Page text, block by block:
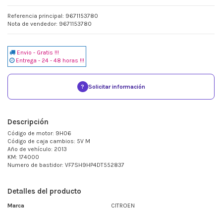
Referencia principal: 9671153780
Nota de vendedor: 9671153780
Envio - Gratis !!!
Entrega - 24 - 48 horas !!!
? Solicitar información
Descripción
Código de motor: 9H06
Código de caja cambios: 5V M
Año de vehículo: 2013
KM: 174000
Numero de bastidor: VF7SH9HP4DT552837
Detalles del producto
Marca CITROEN